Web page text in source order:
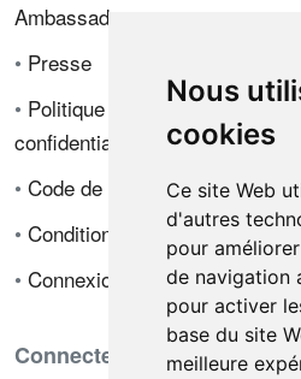
Nous
cookies
Ce site Web
d'autres
pour
de navigation
pour activer
base du site
meilleure
Ambassadeur
• Presse
• Politique de
confidentialité
• Code de déontologie
• Conditions de vente
• Connexion
Connectez-vous avec nous